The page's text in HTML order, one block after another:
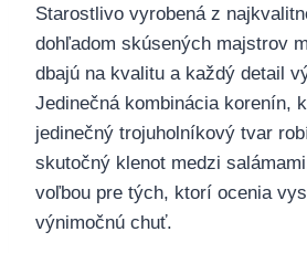
Starostlivo vyrobená z
dohľadom skúsených majstrov
dbajú na kvalitu a každý detail
Jedinečná kombinácia korenín,
jedinečný trojuholníkový tvar
skutočný klenot medzi
voľbou pre tých, ktorí ocenia
výnimočnú chuť.